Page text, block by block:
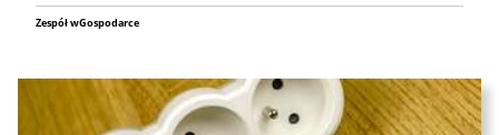
Zespół wGospodarce